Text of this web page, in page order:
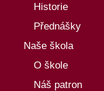
Historie
Přednášky
Naše škola
O škole
Náš patron